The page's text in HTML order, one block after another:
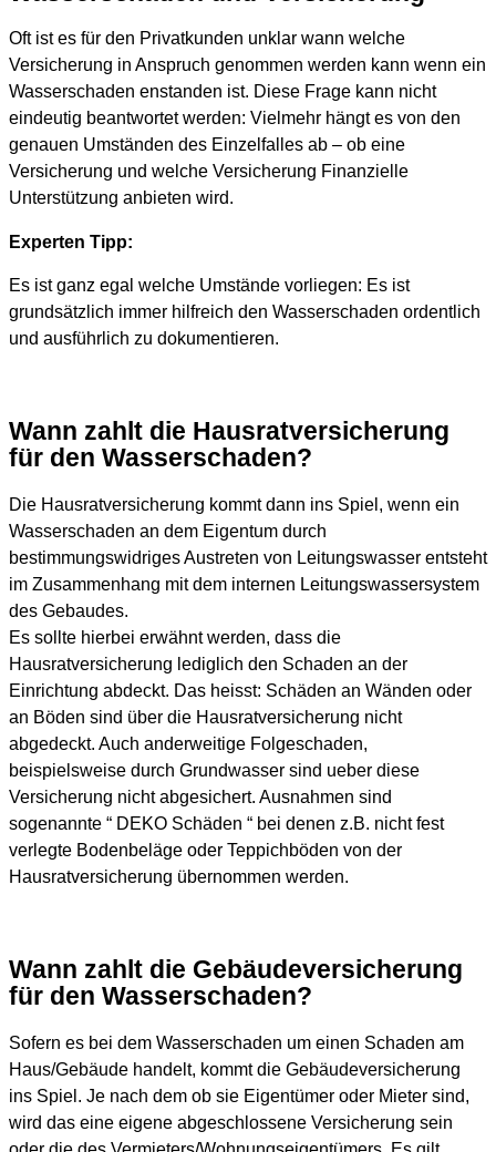
Oft ist es für den Privatkunden unklar wann welche
Versicherung in Anspruch genommen werden kann wenn ein
Wasserschaden enstanden ist. Diese Frage kann nicht
eindeutig beantwortet werden: Vielmehr hängt es von den
genauen Umständen des Einzelfalles ab – ob eine
Versicherung und welche Versicherung Finanzielle
Unterstützung anbieten wird.
Experten Tipp:
Es ist ganz egal welche Umstände vorliegen: Es ist
grundsätzlich immer hilfreich den Wasserschaden ordentlich
und ausführlich zu dokumentieren.
Wann zahlt die Hausratversicherung
für den Wasserschaden?
Die Hausratversicherung kommt dann ins Spiel, wenn ein
Wasserschaden an dem Eigentum durch
bestimmungswidriges Austreten von Leitungswasser entsteht
im Zusammenhang mit dem internen Leitungswassersystem
des Gebaudes.
Es sollte hierbei erwähnt werden, dass die
Hausratversicherung lediglich den Schaden an der
Einrichtung abdeckt. Das heisst: Schäden an Wänden oder
an Böden sind über die Hausratversicherung nicht
abgedeckt. Auch anderweitige Folgeschaden,
beispielsweise durch Grundwasser sind ueber diese
Versicherung nicht abgesichert. Ausnahmen sind
sogenannte “ DEKO Schäden “ bei denen z.B. nicht fest
verlegte Bodenbeläge oder Teppichböden von der
Hausratversicherung übernommen werden.
Wann zahlt die Gebäudeversicherung
für den Wasserschaden?
Sofern es bei dem Wasserschaden um einen Schaden am
Haus/Gebäude handelt, kommt die Gebäudeversicherung
ins Spiel. Je nach dem ob sie Eigentümer oder Mieter sind,
wird das eine eigene abgeschlossene Versicherung sein